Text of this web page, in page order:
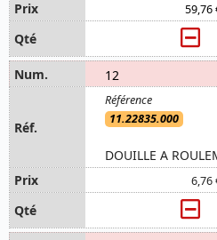
59,76
12
11.22835.000
DOUILLE A
6,76